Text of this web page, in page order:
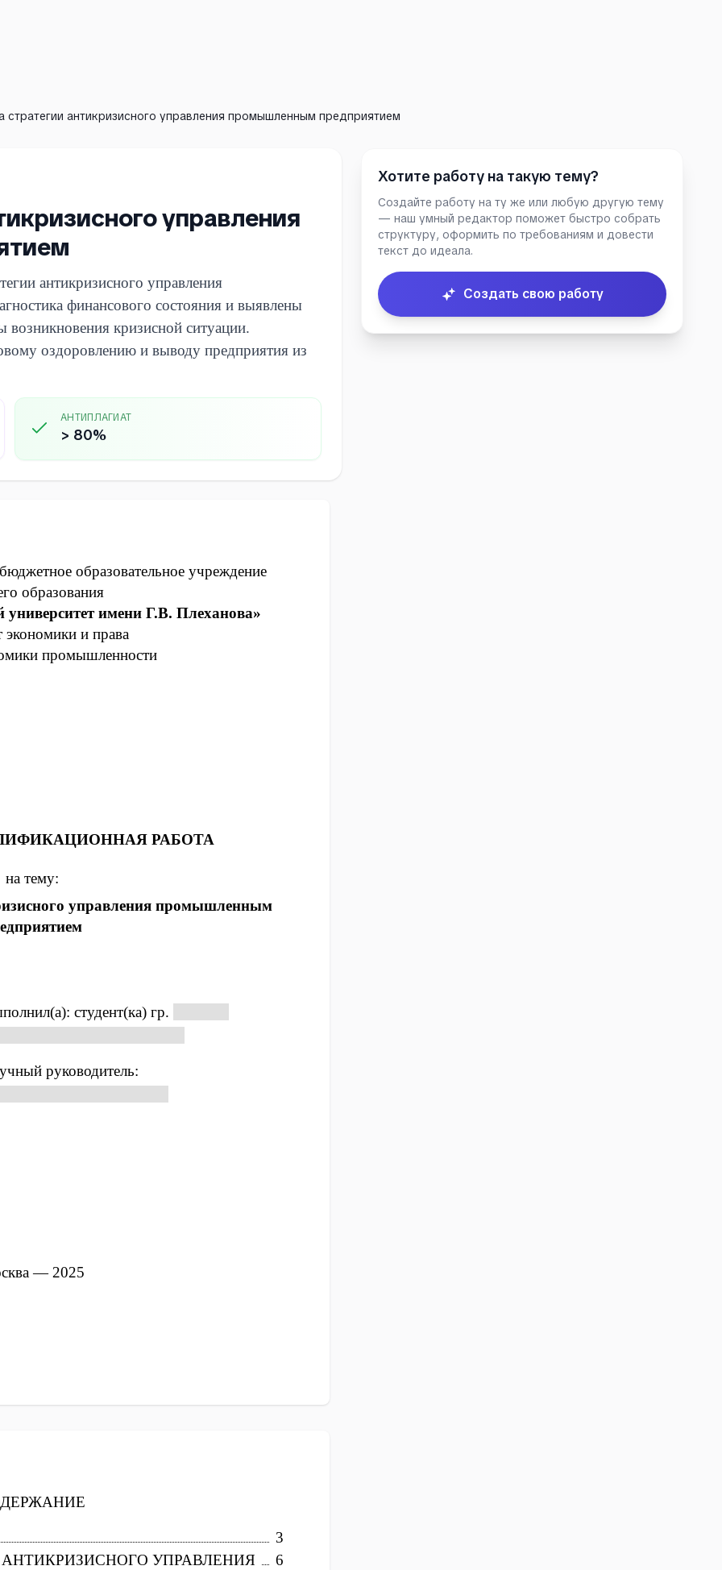
стратегии антикризисного управления промышленным предприятием
управления
антикризисного управления
финансового состояния и выявлены
кризисной ситуации.
оздоровлению и выводу предприятия из
АНТИПЛАГИАТ
> 80%
образовательное учреждение
образования
университет имени Г.В. Плеханова»
экономики и права
промышленности
РАБОТА
на тему:
управления промышленным
студент(ка) гр.
руководитель:
— 2025
3
УПРАВЛЕНИЯ
6
Хотите работу на такую тему?
Создайте работу на ту же или любую другую тему
— наш умный редактор поможет быстро собрать
структуру, оформить по требованиям и довести
текст до идеала.
Создать свою работу